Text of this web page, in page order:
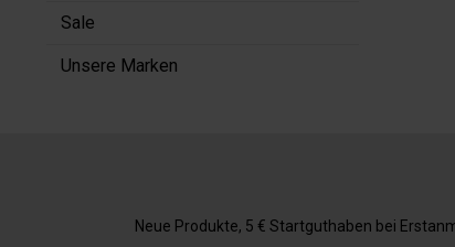
Sale
Unsere Marken
Neue Produkte, 5 € Startguthaben bei